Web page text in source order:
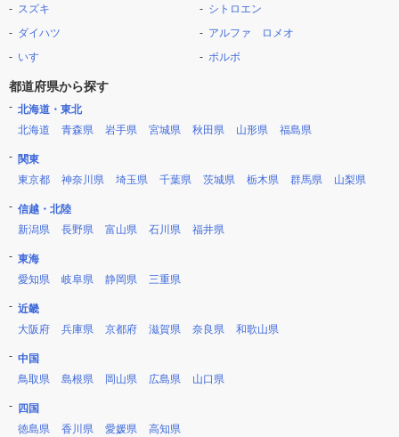
スズキ
ダイハツ
いすゞ
シトロエン
アルファ ロメオ
ボルボ
都道府県から探す
北海道・東北
北海道
青森県 岩手県 宮城県 秋田県 山形県 福島県
関東
東京都
神奈川県 埼玉県 千葉県 茨城県 栃木県 群馬県 山梨県
信越・北陸
新潟県
長野県 富山県 石川県 福井県
東海
愛知県
岐阜県 静岡県 三重県
近畿
大阪府
兵庫県 京都府 滋賀県 奈良県 和歌山県
中国
鳥取県
島根県 岡山県 広島県 山口県
四国
徳島県
香川県 愛媛県 高知県